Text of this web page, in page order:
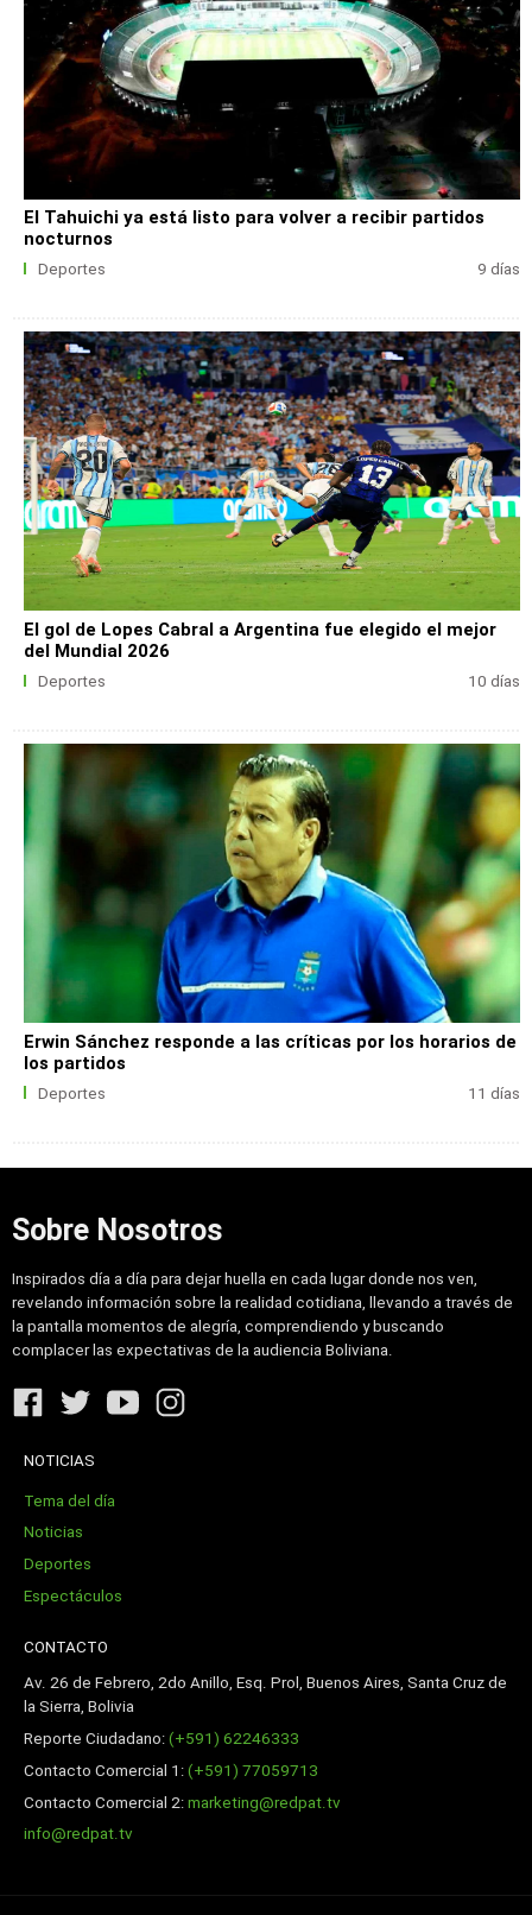
El Tahuichi ya está listo para volver a recibir partidos
nocturnos
Deportes 9 días
El gol de Lopes Cabral a Argentina fue elegido el mejor
del Mundial 2026
Deportes 10 días
Erwin Sánchez responde a las críticas por los horarios de
los partidos
Deportes 11 días
Sobre Nosotros
Inspirados día a día para dejar huella en cada lugar donde nos ven,
revelando información sobre la realidad cotidiana, llevando a través de
la pantalla momentos de alegría, comprendiendo y buscando
complacer las expectativas de la audiencia Boliviana.
NOTICIAS
Tema del día
Noticias
Deportes
Espectáculos
CONTACTO
Av. 26 de Febrero, 2do Anillo, Esq. Prol, Buenos Aires, Santa Cruz de
la Sierra, Bolivia
Reporte Ciudadano:(+591) 62246333
Contacto Comercial 1:(+591) 77059713
Contacto Comercial 2:marketing@redpat.tv
info@redpat.tv